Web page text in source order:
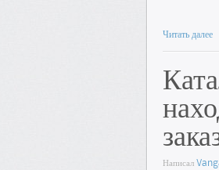
Читать далее
Написал